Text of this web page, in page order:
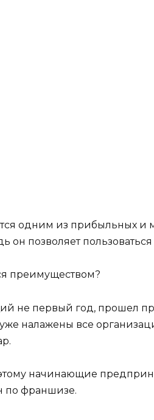
одним из прибыльных и
он позволяет
преимуществом?
не первый год, прошел
уже налажены все
начинающие
по франшизе.